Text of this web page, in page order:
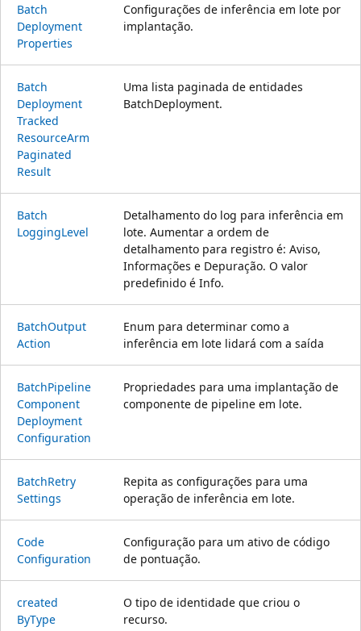
Batch
Deployment
Properties
Configurações de inferência em lote por
implantação.
Batch
Deployment
Tracked
ResourceArm
Paginated
Result
Uma lista paginada de entidades
BatchDeployment.
Batch
LoggingLevel
Detalhamento do log para inferência em
lote. Aumentar a ordem de
detalhamento para registro é: Aviso,
Informações e Depuração. O valor
predefinido é Info.
BatchOutput
Action
Enum para determinar como a
inferência em lote lidará com a saída
BatchPipeline
Component
Deployment
Configuration
Propriedades para uma implantação de
componente de pipeline em lote.
BatchRetry
Settings
Repita as configurações para uma
operação de inferência em lote.
Code
Configuration
Configuração para um ativo de código
de pontuação.
created
ByType
O tipo de identidade que criou o
recurso.